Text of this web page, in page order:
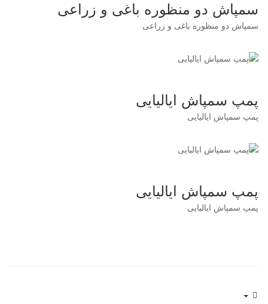
سمپاش دو منظوره باغی و زراعی
سمپاش دو منظوره باغی و زراعی
پمپ سمپاش ایالیایی
پمپ سمپاش ایالیایی
پمپ سمپاش ایالیایی
پمپ سمپاش ایالیایی